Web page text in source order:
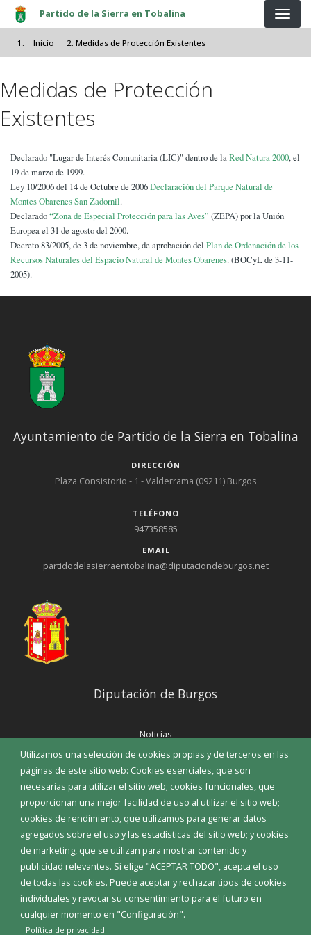
Pasar al contenido principal
Partido de la Sierra en Tobalina
Inicio Medidas de Protección Existentes
Medidas de Protección
Existentes
Declarado "Lugar de Interés Comunitaria (LIC)" dentro de la Red Natura 2000, el
19 de marzo de 1999.
Ley 10/2006 del 14 de Octubre de 2006Declaración del Parque Natural de
Montes Obarenes San Zadornil.
Declarado“Zona de Especial Protección para las Aves” (ZEPA) por la Unión
Europea el 31 de agosto del 2000.
Decreto 83/2005, de 3 de noviembre, de aprobación del Plan de Ordenación de los
Recursos Naturales del Espacio Natural de Montes Obarenes. (BOCyL de 3-11-
2005).
Utilizamos una selección de cookies propias y de terceros en las
páginas de este sitio web: Cookies esenciales, que son
necesarias para utilizar el sitio web; cookies funcionales, que
proporcionan una mejor facilidad de uso al utilizar el sitio web;
cookies de rendimiento, que utilizamos para generar datos
agregados sobre el uso y las estadísticas del sitio web; y cookies
de marketing, que se utilizan para mostrar contenido y
publicidad relevantes. Si elige "ACEPTAR TODO", acepta el uso
de todas las cookies. Puede aceptar y rechazar tipos de cookies
individuales y revocar su consentimiento para el futuro en
cualquier momento en "Configuración".
Política de privacidad
Ayuntamiento de Partido de la Sierra en Tobalina
DIRECCIÓN
Plaza Consistorio - 1 - Valderrama (09211) Burgos
TELÉFONO
947358585
EMAIL
partidodelasierraentobalina@diputaciondeburgos.net
Diputación de Burgos
Noticias
Eventos
Corporación Municipal
Teléfonos de interés
INICIAR SESIÓN
MAPA WEB